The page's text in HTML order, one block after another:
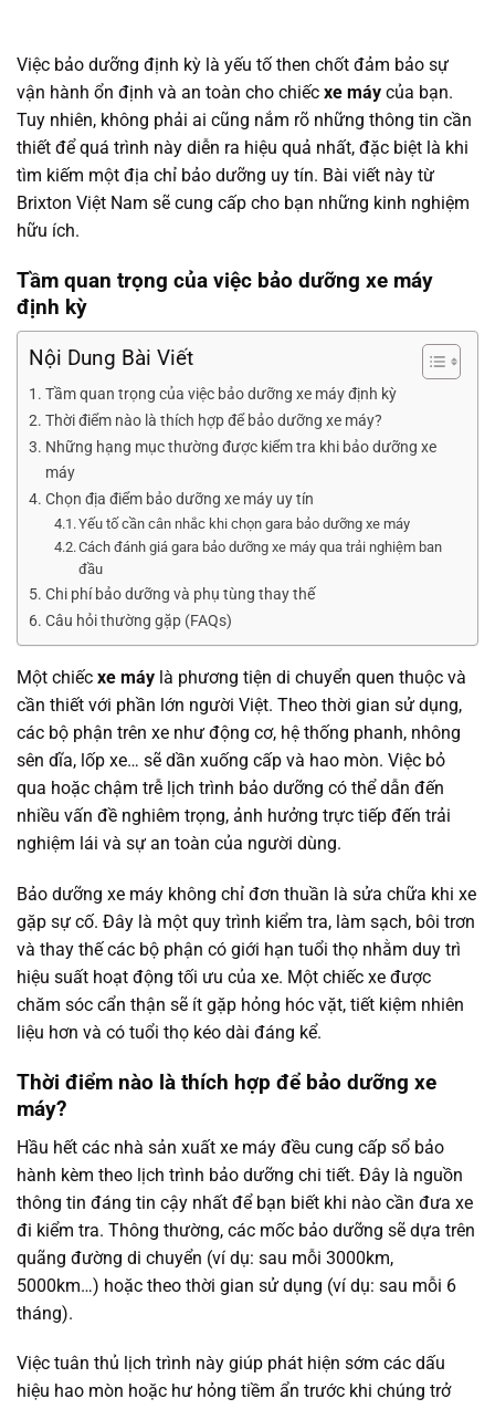
Việc bảo dưỡng định kỳ là yếu tố then chốt đảm bảo sự
vận hành ổn định và an toàn cho chiếc xe máy của bạn.
Tuy nhiên, không phải ai cũng nắm rõ những thông tin cần
thiết để quá trình này diễn ra hiệu quả nhất, đặc biệt là khi
tìm kiếm một địa chỉ bảo dưỡng uy tín. Bài viết này từ
Brixton Việt Nam sẽ cung cấp cho bạn những kinh nghiệm
hữu ích.
Tầm quan trọng của việc bảo dưỡng xe máy
định kỳ
Nội Dung Bài Viết
Tầm quan trọng của việc bảo dưỡng xe máy định kỳ
Thời điểm nào là thích hợp để bảo dưỡng xe máy?
Những hạng mục thường được kiểm tra khi bảo dưỡng xe
máy
Chọn địa điểm bảo dưỡng xe máy uy tín
Yếu tố cần cân nhắc khi chọn gara bảo dưỡng xe máy
Cách đánh giá gara bảo dưỡng xe máy qua trải nghiệm ban
đầu
Chi phí bảo dưỡng và phụ tùng thay thế
Câu hỏi thường gặp (FAQs)
Một chiếc xe máy là phương tiện di chuyển quen thuộc và
cần thiết với phần lớn người Việt. Theo thời gian sử dụng,
các bộ phận trên xe như động cơ, hệ thống phanh, nhông
sên dĩa, lốp xe… sẽ dần xuống cấp và hao mòn. Việc bỏ
qua hoặc chậm trễ lịch trình bảo dưỡng có thể dẫn đến
nhiều vấn đề nghiêm trọng, ảnh hưởng trực tiếp đến trải
nghiệm lái và sự an toàn của người dùng.
Bảo dưỡng xe máy không chỉ đơn thuần là sửa chữa khi xe
gặp sự cố. Đây là một quy trình kiểm tra, làm sạch, bôi trơn
và thay thế các bộ phận có giới hạn tuổi thọ nhằm duy trì
hiệu suất hoạt động tối ưu của xe. Một chiếc xe được
chăm sóc cẩn thận sẽ ít gặp hỏng hóc vặt, tiết kiệm nhiên
liệu hơn và có tuổi thọ kéo dài đáng kể.
Thời điểm nào là thích hợp để bảo dưỡng xe
máy?
Hầu hết các nhà sản xuất xe máy đều cung cấp sổ bảo
hành kèm theo lịch trình bảo dưỡng chi tiết. Đây là nguồn
thông tin đáng tin cậy nhất để bạn biết khi nào cần đưa xe
đi kiểm tra. Thông thường, các mốc bảo dưỡng sẽ dựa trên
quãng đường di chuyển (ví dụ: sau mỗi 3000km,
5000km…) hoặc theo thời gian sử dụng (ví dụ: sau mỗi 6
tháng).
Việc tuân thủ lịch trình này giúp phát hiện sớm các dấu
hiệu hao mòn hoặc hư hỏng tiềm ẩn trước khi chúng trở